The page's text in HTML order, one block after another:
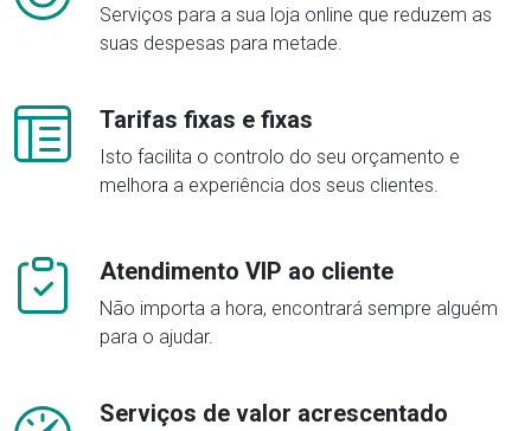
Serviços para a sua loja online que reduzem as
suas despesas para metade.
Tarifas fixas e fixas
Isto facilita o controlo do seu orçamento e
melhora a experiência dos seus clientes.
Atendimento VIP ao cliente
Não importa a hora, encontrará sempre alguém
para o ajudar.
Serviços de valor acrescentado